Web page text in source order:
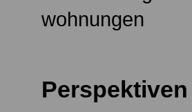
wohnungen
Perspektiven